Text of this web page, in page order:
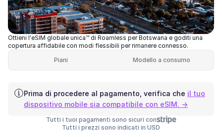
Ottieni l'eSIM globale unica™ di Roamless per Botswana e goditi una
copertura affidabile con modi flessibili per rimanere connesso.
Piani
Modello a consumo
Prima di procedere al pagamento, verifica che il tuo
dispositivo mobile sia compatibile con eSIM. →
Tutti i tuoi pagamenti sono sicuri con
Tutti i prezzi sono indicati in USD